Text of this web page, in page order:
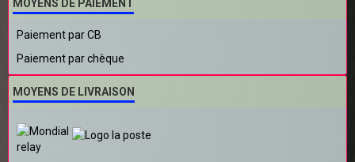
MOYENS DE PAIEMENT
Paiement par CB
Paiement par chèque
MOYENS DE LIVRAISON